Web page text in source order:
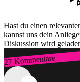
Hast du einen
kannst uns dein
Diskussion wird
27 Kommentare
Zum Login